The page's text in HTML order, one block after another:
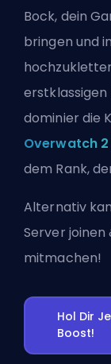
Bock, dein
bringen und
erstklassigen
dominier die
Overwatch
dem Rank,
Alternativ
Server joinen
mitmachen!
Hol Dir
Boost!